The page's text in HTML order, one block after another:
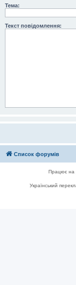
Тема:
Текст повідомлення:
Список форумів
Працює на
Український